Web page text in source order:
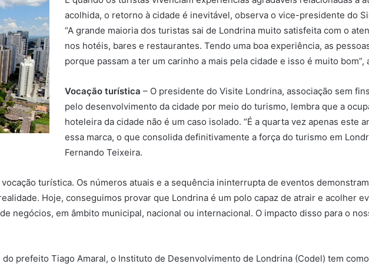
acolhida, o retorno à cidade é inevitável, observa o vice-presidente do
“A grande maioria dos turistas sai de Londrina muito satisfeita com o
nos hotéis, bares e restaurantes. Tendo uma boa experiência, as
porque passam a ter um carinho a mais pela cidade e isso é muito bom”,
Vocação turística – O presidente do Visite Londrina, associação sem
pelo desenvolvimento da cidade por meio do turismo, lembra que a
hoteleira da cidade não é um caso isolado. “É a quarta vez apenas este
essa marca, o que consolida definitivamente a força do turismo em
Fernando Teixeira.
turística. Os números atuais e a sequência ininterrupta de eventos
Hoje, conseguimos provar que Londrina é um polo capaz de atrair e acolher
negócios, em âmbito municipal, nacional ou internacional. ​O impacto disso para o
prefeito Tiago Amaral, o Instituto de Desenvolvimento de Londrina (Codel) tem